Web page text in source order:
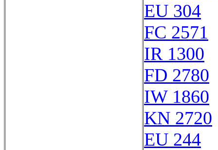
EU 304
FC 2571
IR 1300
FD 2780
IW 1860
KN 2720
EU 244